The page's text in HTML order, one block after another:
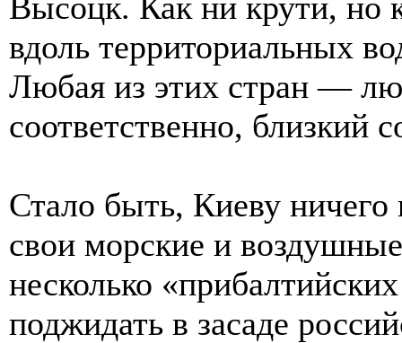
вдоль территориальных
Любая из этих стран —
соответственно, близкий
Стало быть, Киеву ничего
свои морские и
несколько
поджидать в засаде